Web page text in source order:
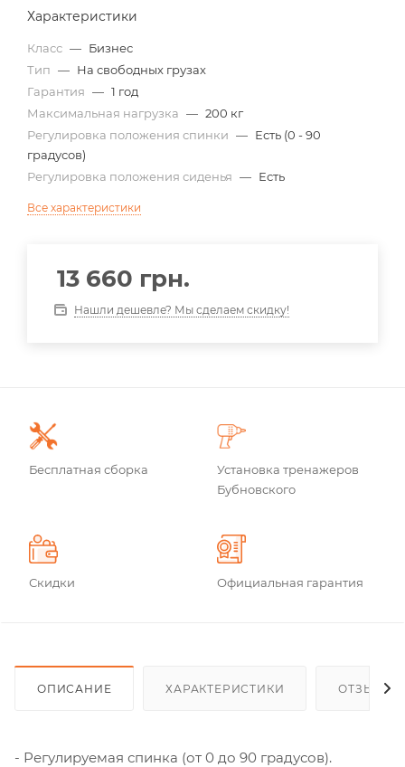
Характеристики
Класс — Бизнес
Тип — На свободных грузах
Гарантия — 1 год
Максимальная нагрузка — 200 кг
Регулировка положения спинки — Есть (0 - 90
градусов)
Регулировка положения сиденья — Есть
Все характеристики
13 660 грн.
Нашли дешевле? Мы сделаем скидку!
Бесплатная сборка
Установка тренажеров
Бубновского
Скидки Официальная гарантия
ОПИСАНИЕ ХАРАКТЕРИСТИКИ ОТЗЫВЫ
- Регулируемая спинка (от 0 до 90 градусов).